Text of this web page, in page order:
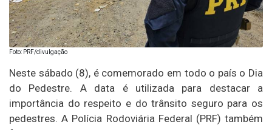
Foto: PRF/divulgação
Neste sábado (8), é comemorado em todo o país o Dia
do Pedestre. A data é utilizada para destacar a
importância do respeito e do trânsito seguro para os
pedestres. A Polícia Rodoviária Federal (PRF) também